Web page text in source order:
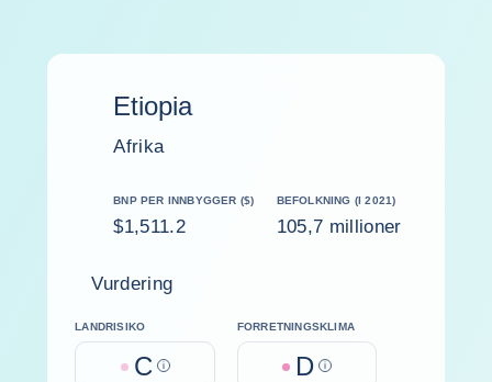
Etiopia
Afrika
BNP PER INNBYGGER ($)
$1,511.2
BEFOLKNING (I 2021)
105,7 millioner
Vurdering
LANDRISIKO
C Help
FORRETNINGSKLIMA
D Help